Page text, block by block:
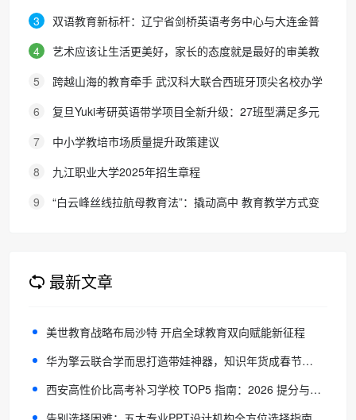
探职教语文教学新路径
3
双语教育新标杆：辽宁省剑桥英语考务中心与大连金普
新区华美双语学校签约剑桥英语体系教学示范学校
4
艺术应该让生活更美好，家长的态度就是最好的审美教
育！
5
跨越山海的教育牵手 武汉科大联合西班牙顶尖名校办学
院，首届新生入学
6
复旦Yuki考研英语带学项目全新升级：27班型满足多元
需求，协议保障助力考研梦想
7
中小学教培市场质量提升政策建议
8
九江职业大学2025年招生章程
9
“白云峰丝线拉航母教育法”：撬动高中 教育教学方式变
最新文章
美世教育战略布局沙特 开启全球教育双向赋能新征程
华为擎云联合学而思打造带娃神器，知识年货成春节消费新风尚
西安高性价比高考补习学校 TOP5 指南：2026 提分与省钱双重优选